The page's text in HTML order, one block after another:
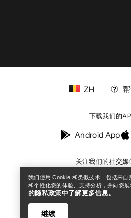
关注我们的社交
ZH
下载我们的
Android App
您的隐私选择
我们使用 Cookie 和类似技术，包括来自
和个性化您的体验、支持分析，并向您展
的隐私政策中了解更多信息。
继续